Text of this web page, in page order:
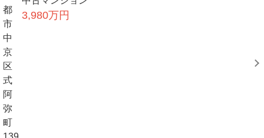
3,980万円